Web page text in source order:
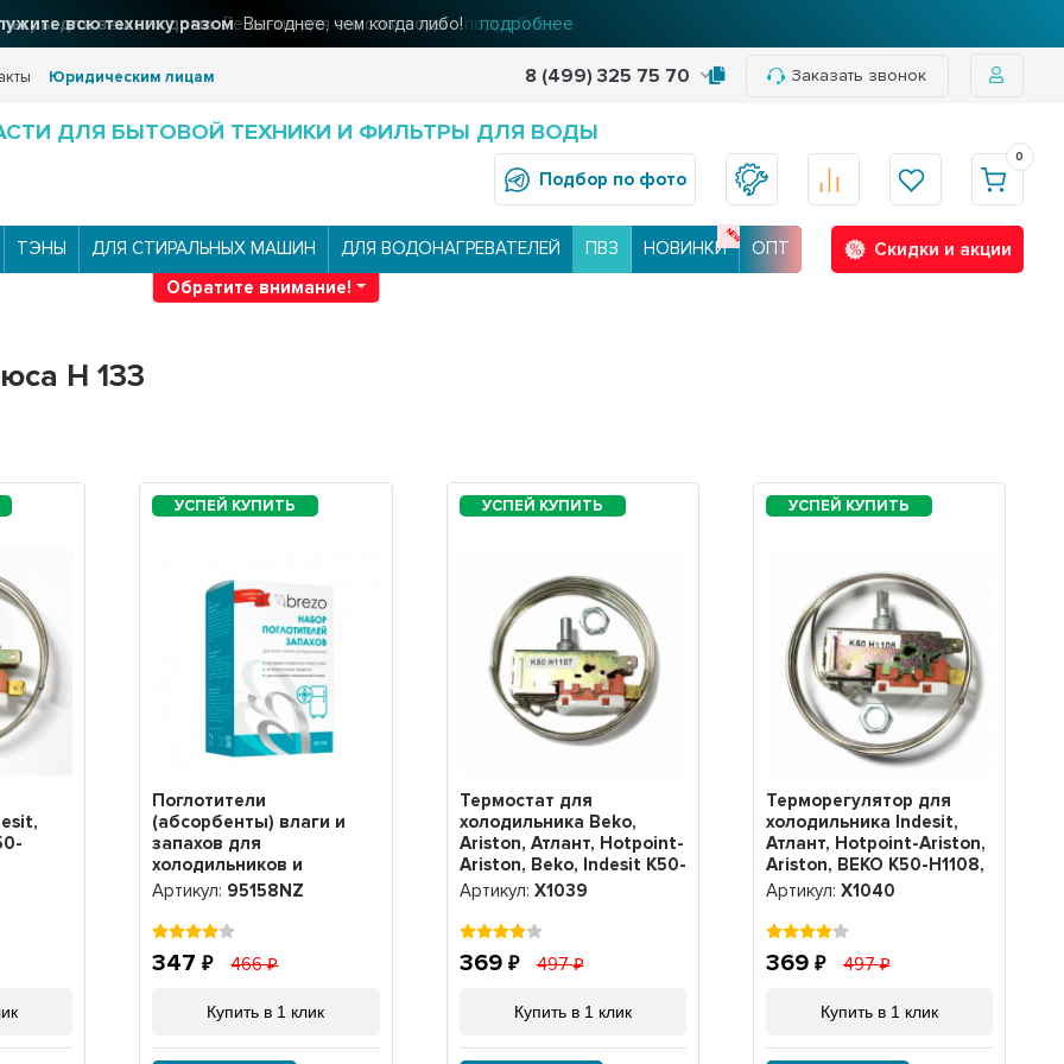
для вашего домаРешения для очистки воды подробнее
Юридическим лицам 8 (499) 325 75 70 Заказать звонок
ДЛЯ БЫТОВОЙ ТЕХНИКИ И ФИЛЬТРЫ ДЛЯ ВОДЫ
Подбор по фото
0
ТЭНЫ ДЛЯ СТИРАЛЬНЫХ МАШИН ДЛЯ ВОДОНАГРЕВАТЕЛЕЙ ПВЗ НОВИНКИ ОПТ
Скидки и акции
Обратите внимание!
H 133
Поглотители
(абсорбенты) влаги и
запахов для
холодильников и
морозильных камер,
Brezo, 95158NZ
Артикул: 95158NZ
347 466
Купить в 1 клик
Термостат для
холодильника Beko,
Ariston, Атлант, Hotpoint-
Ariston, Beko, Indesit K50-
H1107, Х1039
Артикул: Х1039
369 497
Купить в 1 клик
Терморегулятор для
холодильника Indesit,
Атлант, Hotpoint-Ariston,
Ariston, BEKO K50-H1108,
Х1040
Артикул: Х1040
369 497
Купить в 1 клик